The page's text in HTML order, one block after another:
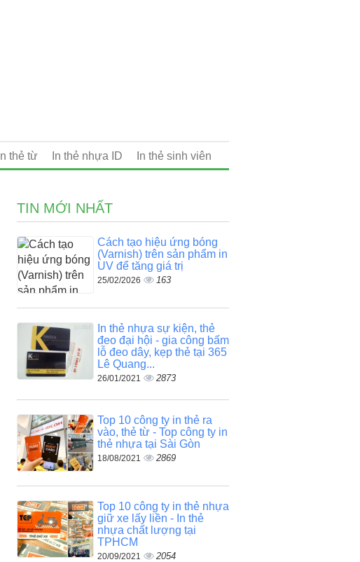
In thẻ từ In thẻ nhựa ID In thẻ sinh viên
TIN MỚI NHẤT
Cách tạo hiệu ứng bóng
(Varnish) trên sản phẩm in
UV để tăng giá trị
25/02/2026 163
In thẻ nhựa sự kiện, thẻ
đeo đại hội - gia công bấm
lỗ đeo dây, kẹp thẻ tại 365
Lê Quang...
26/01/2021 2873
Top 10 công ty in thẻ ra
vào, thẻ từ - Top công ty in
thẻ nhựa tại Sài Gòn
18/08/2021 2869
Top 10 công ty in thẻ nhựa
giữ xe lấy liền - In thẻ
nhựa chất lượng tại
TPHCM
20/09/2021 2054